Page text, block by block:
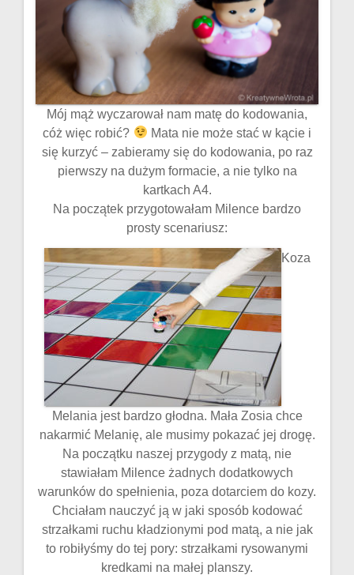
Mój mąż wyczarował nam matę do kodowania,
cóż więc robić?
Mata nie może stać w kącie i
się kurzyć – zabieramy się do kodowania, po raz
pierwszy na dużym formacie, a nie tylko na
kartkach A4.
Na początek przygotowałam Milence bardzo
prosty scenariusz:
Koza
Melania jest bardzo głodna. Mała Zosia chce
nakarmić Melanię, ale musimy pokazać jej drogę.
Na początku naszej przygody z matą, nie
stawiałam Milence żadnych dodatkowych
warunków do spełnienia, poza dotarciem do kozy.
Chciałam nauczyć ją w jaki sposób kodować
strzałkami ruchu kładzionymi pod matą, a nie jak
to robiłyśmy do tej pory: strzałkami rysowanymi
kredkami na małej planszy.